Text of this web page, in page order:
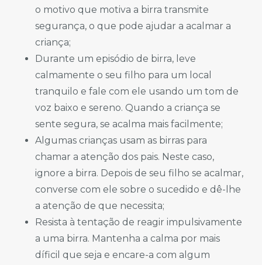
o motivo que motiva a birra transmite
segurança, o que pode ajudar a acalmar a
criança;
Durante um episódio de birra, leve
calmamente o seu filho para um local
tranquilo e fale com ele usando um tom de
voz baixo e sereno. Quando a criança se
sente segura, se acalma mais facilmente;
Algumas crianças usam as birras para
chamar a atenção dos pais. Neste caso,
ignore a birra. Depois de seu filho se acalmar,
converse com ele sobre o sucedido e dê-lhe
a atenção de que necessita;
Resista à tentação de reagir impulsivamente
a uma birra. Mantenha a calma por mais
díficil que seja e encare-a com algum